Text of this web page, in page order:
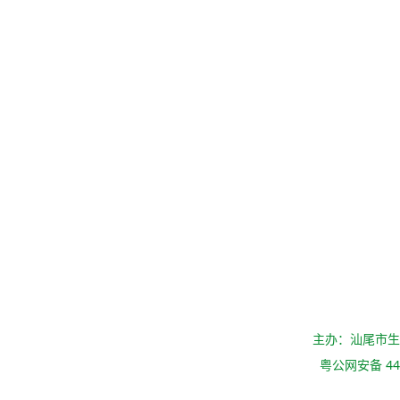
主办：汕尾市
粤公网安备